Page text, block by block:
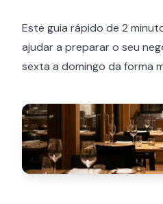
Este guia rápido de 2
ajudar a preparar o seu
sexta a domingo da forma